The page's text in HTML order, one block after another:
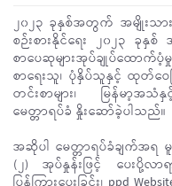
၂၀၂၃ ခုနှစ်အတွက် အမျိုးသ
စဉ်းစားနိုင်ရေး ၂၀၂၃ ခု
စာပေဆုများအုပ်ချုပ်ထောက်
စာရေးသူ၊ ပုံနှိပ်သူနှင့် ထုတ်ဝေ
တင်းစာများ၊ မြန်မာ့အသံနှ
မေတ္တာရပ်ခံ နှိုးဆော်ခဲ့ပါသည်။
အဆိုပါ မေတ္တာရပ်ခံချက်အရ
(၂) အုပ်နှုန်းဖြင့် ပေးပို့လာ